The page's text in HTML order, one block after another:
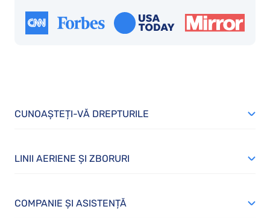
CUNOAȘTEȚI-VĂ DREPTURILE
LINII AERIENE ȘI ZBORURI
COMPANIE ȘI ASISTENȚĂ